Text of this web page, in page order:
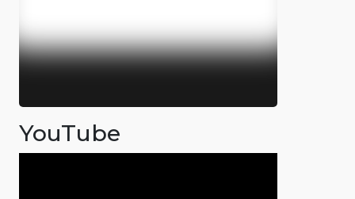
YouTube